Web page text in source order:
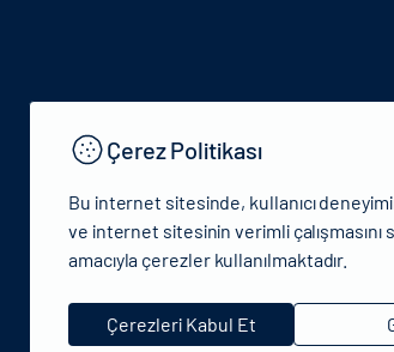
© 2024 T.C.Kültür ve Turizm Bakanlığı -
Çerez Politikası
Bu internet sitesinde, kullanıcı
ve internet sitesinin verimli çalışmasını
amacıyla çerezler kullanılmaktadır.
Çerezleri Kabul Et